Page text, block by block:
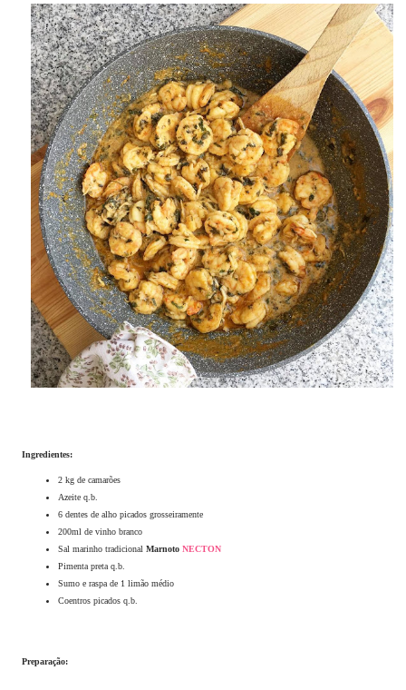
Ingredientes:
2 kg de camarões
Azeite q.b.
6 dentes de alho picados grosseiramente
200ml de vinho branco
Sal marinho tradicional Marnoto NECTON
Pimenta preta q.b.
Sumo e raspa de 1 limão médio
Coentros picados q.b.
Preparação: